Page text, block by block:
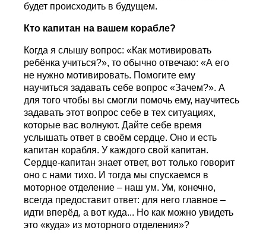
будет происходить в будущем.
Кто капитан на вашем корабле?
Когда я слышу вопрос: «Как мотивировать
ребёнка учиться?», то обычно отвечаю: «А его
не нужно мотивировать. Помогите ему
научиться задавать себе вопрос «Зачем?». А
для того чтобы вы смогли помочь ему, научитесь
задавать этот вопрос себе в тех ситуациях,
которые вас волнуют. Дайте себе время
услышать ответ в своём сердце. Оно и есть
капитан корабля. У каждого свой капитан.
Сердце-капитан знает ответ, вот только говорит
оно с нами тихо. И тогда мы спускаемся в
моторное отделение – наш ум. Ум, конечно,
всегда предоставит ответ: для него главное –
идти вперёд, а вот куда... Но как можно увидеть
это «куда» из моторного отделения»?